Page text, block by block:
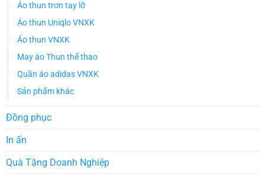
Áo thun trơn tay lỡ
Áo thun Uniqlo VNXK
Áo thun VNXK
May áo Thun thể thao
Quần áo adidas VNXK
Sản phẩm khác
Đồng phục
In ấn
Quà Tặng Doanh Nghiệp